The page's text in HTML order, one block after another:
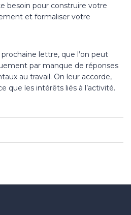
besoin pour construire votre
et formaliser votre
lettre, que l’on peut
par manque de réponses
au travail. On leur accorde,
que les intérêts liés à l’activité.